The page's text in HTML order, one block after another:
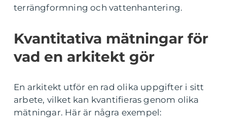
terrängformning och vattenhantering.
Kvantitativa mätningar för
vad en arkitekt gör
En arkitekt utför en rad olika uppgifter i sitt
arbete, vilket kan kvantifieras genom olika
mätningar. Här är några exempel: